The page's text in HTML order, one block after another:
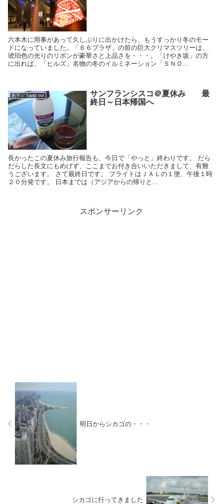
六本木に用事があって久しぶりに出かけたら、もうすっかり冬のモー
ドになっていました。「６６プラザ」の前の巨大クリマスツリーは、
琥珀色の光りのリボンが豪華さと上品さを・・・。「けやき坂」の方
に出れば、「ヒルズ」名物の冬のイルミネーション「ＳＮＯ...
あそぶ hang out
サンフランシスコ＠夏休み 最
終日～日本帰国へ
長かったこの夏休み旅行報告も、今日で「やっと」終わりです。 だら
だらした長文にもめげず、ここまでお付き合いいただきまして、有難
うございます。 さて最終日です。 フライトはＪＡＬの１便、午後１時
２０分発です。 日本までは（アジアからの帰りと...
スポンサーリンク
明日からシカゴの・・・
シカゴに行ってきました